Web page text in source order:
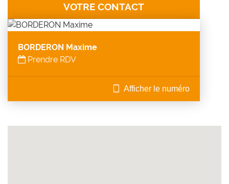
VOTRE CONTACT
BORDERON Maxime
Prendre RDV
Afficher le numéro